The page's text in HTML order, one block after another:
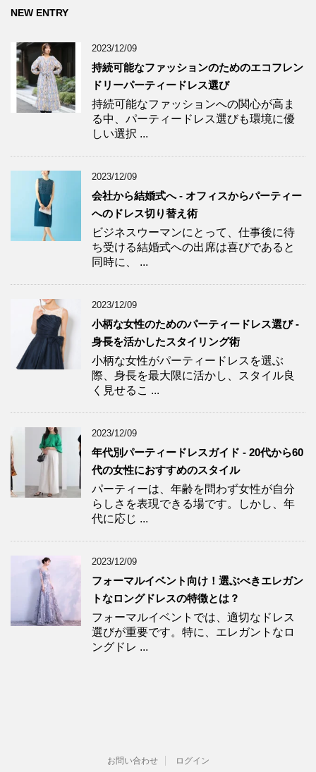
NEW ENTRY
2023/12/09
持続可能なファッションのためのエコフレン
ドリーパーティードレス選び
持続可能なファッションへの関心が高ま
る中、パーティードレス選びも環境に優
しい選択 ...
2023/12/09
会社から結婚式へ - オフィスからパーティー
へのドレス切り替え術
ビジネスウーマンにとって、仕事後に待
ち受ける結婚式への出席は喜びであると
同時に、 ...
2023/12/09
小柄な女性のためのパーティードレス選び -
身長を活かしたスタイリング術
小柄な女性がパーティードレスを選ぶ
際、身長を最大限に活かし、スタイル良
く見せるこ ...
2023/12/09
年代別パーティードレスガイド - 20代から60
代の女性におすすめのスタイル
パーティーは、年齢を問わず女性が自分
らしさを表現できる場です。しかし、年
代に応じ ...
2023/12/09
フォーマルイベント向け！選ぶべきエレガン
トなロングドレスの特徴とは？
フォーマルイベントでは、適切なドレス
選びが重要です。特に、エレガントなロ
ングドレ ...
お問い合わせ ログイン